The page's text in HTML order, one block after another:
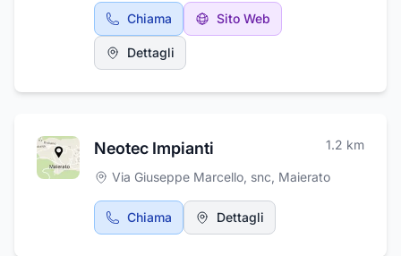
lavorazioni artigianali in grado di garantire alta
qualità, puntualità nella consegna, efficienza,
oltre a un accurato utilizzo e controllo delle
proprie macchine utensili in ogni momento.
Chiama Sito Web
Dettagli
Neotec Impianti 1.2 km
Via Giuseppe Marcello, snc, Maierato
Chiama Dettagli